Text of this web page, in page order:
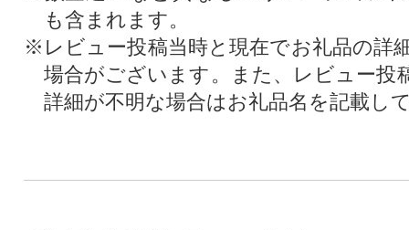
も含まれます。
※レビュー投稿当時と現在でお礼品の詳
場合がございます。また、レビュー投
詳細が不明な場合はお礼品名を記載し